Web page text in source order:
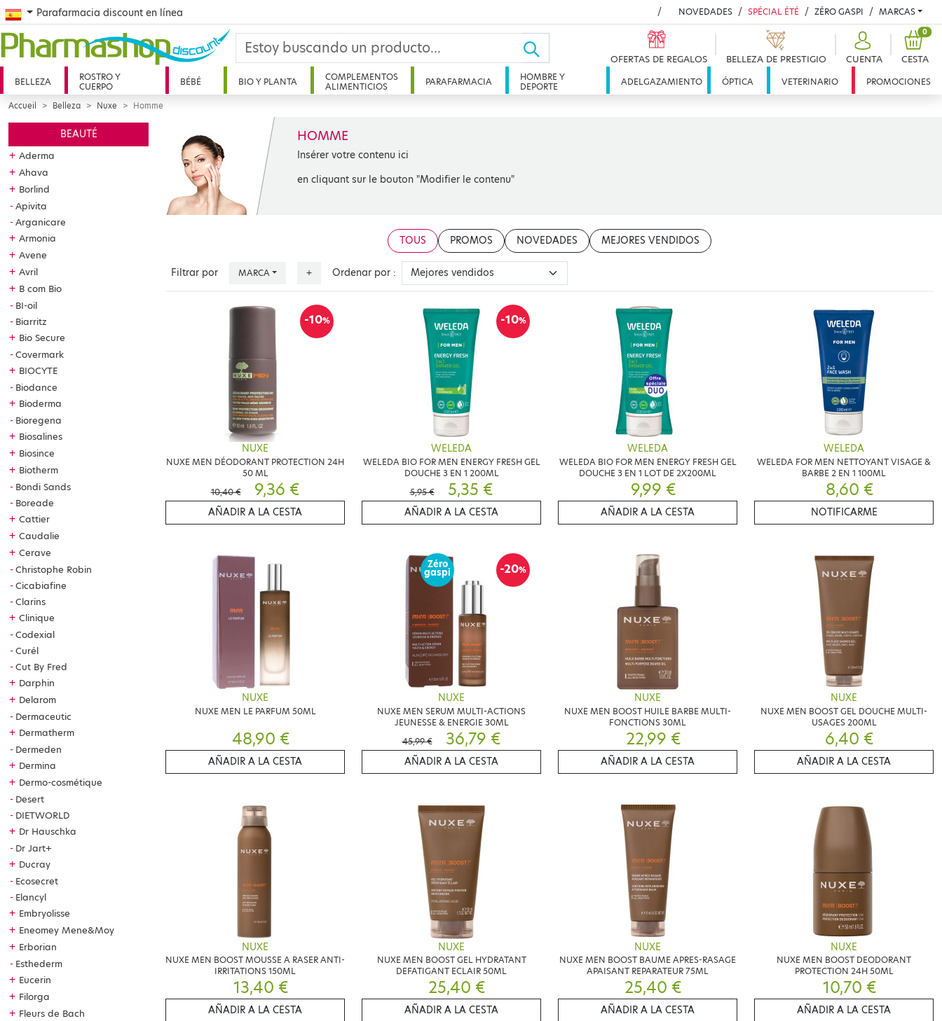
Spanish
Parafarmacia discount en línea NOVEDADES SPÉCIAL ÉTÉ ZÉRO GASPI MARCAS
OFERTAS DE REGALOS BELLEZA DE PRESTIGIO CUENTA CESTA
0
BELLEZA
ROSTRO Y
CUERPO
BÉBÉ BIO Y PLANTA
COMPLEMENTOS
ALIMENTICIOS
PARAFARMACIA
HOMBRE Y
DEPORTE
ADELGAZAMIENTO ÓPTICA VETERINARIO PROMOCIONES
Accueil Belleza Nuxe Homme
BEAUTÉ
+ Aderma
+ Ahava
+ Borlind
Apivita
Arganicare
+ Armonia
+ Avene
+ Avril
+ B com Bio
BI-oil
Biarritz
+ Bio Secure
Covermark
+ BIOCYTE
Biodance
+ Bioderma
Bioregena
+ Biosalines
+ Biosince
+ Biotherm
Bondi Sands
Boreade
+ Cattier
+ Caudalie
+ Cerave
Christophe Robin
Cicabiafine
Clarins
+ Clinique
Codexial
Curél
Cut By Fred
+ Darphin
+ Delarom
Dermaceutic
+ Dermatherm
Dermeden
+ Dermina
+ Dermo-cosmétique
Desert
DIETWORLD
+ Dr Hauschka
Dr Jart+
+ Ducray
Ecosecret
Elancyl
+ Embryolisse
+ Eneomey Mene&Moy
+ Erborian
Esthederm
+ Eucerin
+ Filorga
+ Fleurs de Bach
HOMME
Insérer votre contenu ici
en cliquant sur le bouton "Modifier le contenu"
TOUS PROMOS NOVEDADES MEJORES VENDIDOS
Filtrar por MARCA + Ordenar por :
-10%
NUXE
NUXE MEN DÉODORANT PROTECTION 24H
50 ML
10,40 €
9,36 €
AÑADIR A LA CESTA
-10%
WELEDA
WELEDA BIO FOR MEN ENERGY FRESH GEL
DOUCHE 3 EN 1 200ML
5,95 €
5,35 €
AÑADIR A LA CESTA
WELEDA
WELEDA BIO FOR MEN ENERGY FRESH GEL
DOUCHE 3 EN 1 LOT DE 2X200ML
9,99 €
AÑADIR A LA CESTA
WELEDA
WELEDA FOR MEN NETTOYANT VISAGE &
BARBE 2 EN 1 100ML
8,60 €
NOTIFICARME
NUXE
NUXE MEN LE PARFUM 50ML
48,90 €
AÑADIR A LA CESTA
-20%
Zéro
gaspi
NUXE
NUXE MEN SERUM MULTI-ACTIONS
JEUNESSE & ENERGIE 30ML
45,99 €
36,79 €
AÑADIR A LA CESTA
NUXE
NUXE MEN BOOST HUILE BARBE MULTI-
FONCTIONS 30ML
22,99 €
AÑADIR A LA CESTA
NUXE
NUXE MEN BOOST GEL DOUCHE MULTI-
USAGES 200ML
6,40 €
AÑADIR A LA CESTA
NUXE
NUXE MEN BOOST MOUSSE A RASER ANTI-
IRRITATIONS 150ML
13,40 €
AÑADIR A LA CESTA
NUXE
NUXE MEN BOOST GEL HYDRATANT
DEFATIGANT ECLAIR 50ML
25,40 €
AÑADIR A LA CESTA
NUXE
NUXE MEN BOOST BAUME APRES-RASAGE
APAISANT REPARATEUR 75ML
25,40 €
AÑADIR A LA CESTA
NUXE
NUXE MEN BOOST DEODORANT
PROTECTION 24H 50ML
10,70 €
AÑADIR A LA CESTA